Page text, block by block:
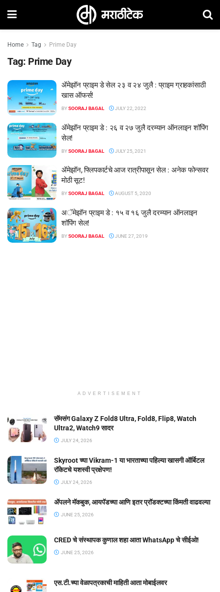
Home Tag Prime Day
Tag: Prime Day
ॲमेझॉन प्राइम डे सेल २३ व २४ जुलै : प्राइम ग्राहकांसाठी
खास ऑफर्स!
BYSOORAJ BAGAL JULY 22, 2022
ॲमेझॉन प्राइम डे : २६ व २७ जुलै दरम्यान ऑनलाइन शॉपिंग
सेल!
BYSOORAJ BAGAL JULY 25, 2021
ॲमेझॉन, फ्लिपकार्टचे आज रात्रीपासून सेल : अनेक फोन्सवर
मोठी सूट!
BYSOORAJ BAGAL AUGUST 5, 2020
अॅमेझॉन प्राइम डे : १५ व १६ जुलै दरम्यान ऑनलाइन
शॉपिंग सेल!
BYSOORAJ BAGAL JUNE 27, 2019
ADVERTISEMENT
सॅमसंग Galaxy Z Fold8 Ultra, Fold8, Flip8, Watch
Ultra2, Watch9 सादर
JULY 24, 2026
Skyroot च्या Vikram-1 या भारताच्या पहिल्या खासगी ऑर्बिटल
रॉकेटचे यशस्वी प्रक्षेपण!
JULY 24, 2026
ॲपलने मॅकबुक, आयपॅडच्या आणि इतर प्रॉडक्टच्या किंमती वाढवल्या
JUNE 25, 2026
CRED चे संस्थापक कुणाल शहा आता WhatsApp चे सीईओ!
JUNE 25, 2026
एस.टी.च्या वेळापत्रकाची माहिती आता मोबाईलवर